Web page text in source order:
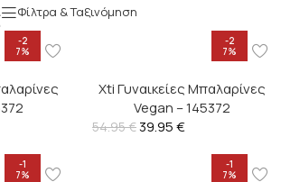
Φίλτρα & Ταξινόμηση
-2
7%
-2
7%
Xti Γυναικείες Μπαλαρίνες
Vegan – 145372
54.95€39.95€
-1
7%
-1
7%